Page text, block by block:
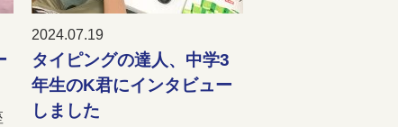
2024.07.19
タイピングの達人、中学3
年生のK君にインタビュー
しました